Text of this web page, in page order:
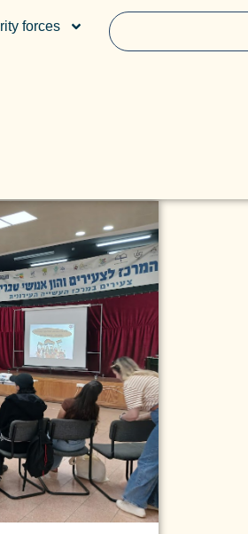
forces